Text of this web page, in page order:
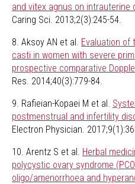
and vitex agnus on intrauterine
Caring Sci. 2013;2(3):245-54.
8. Aksoy AN et al. Evaluation of
casti in women with severe
prospective comparative
Res. 2014;40(3):779-84.
9. Rafieian-Kopaei M et al.
postmenstrual and infertility
Electron Physician.
10. Arentz S et al. Herbal
polycystic ovary syndrome
oligo/amenorrhoea and